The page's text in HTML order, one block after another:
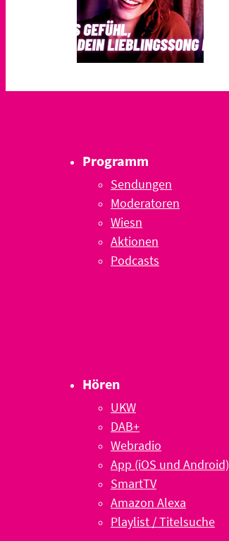
Programm
Sendungen
Moderatoren
Wiesn
Aktionen
Podcasts
Hören
UKW
DAB+
Webradio
App (iOS und Android)
SmartTV
Amazon Alexa
Playlist / Titelsuche